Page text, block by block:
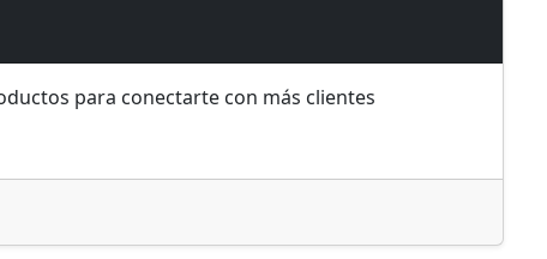
para conectarte con más clientes